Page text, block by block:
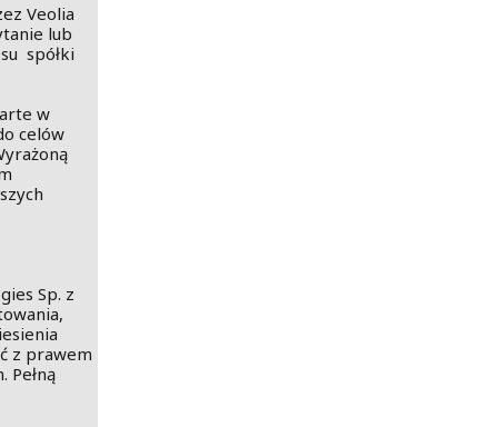
Veolia
lub
spółki
w
celów
Sp. z
z prawem